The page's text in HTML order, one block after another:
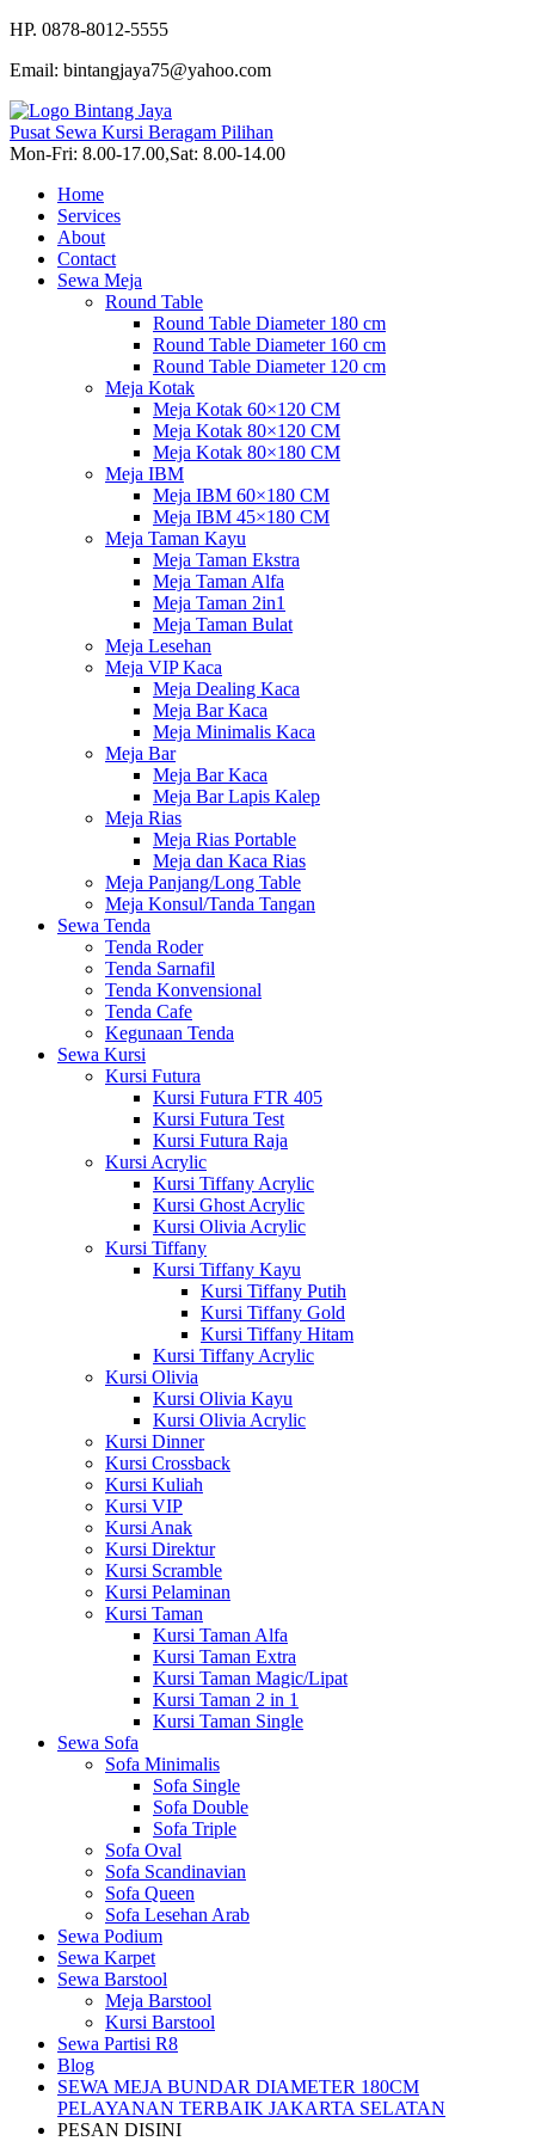
HP. 0878-8012-5555
Email: bintangjaya75@yahoo.com
Pusat Sewa Kursi Beragam Pilihan
Mon-Fri: 8.00-17.00,Sat: 8.00-14.00
Home
Services
About
Contact
Sewa Meja
Round Table
Round Table Diameter 180 cm
Round Table Diameter 160 cm
Round Table Diameter 120 cm
Meja Kotak
Meja Kotak 60×120 CM
Meja Kotak 80×120 CM
Meja Kotak 80×180 CM
Meja IBM
Meja IBM 60×180 CM
Meja IBM 45×180 CM
Meja Taman Kayu
Meja Taman Ekstra
Meja Taman Alfa
Meja Taman 2in1
Meja Taman Bulat
Meja Lesehan
Meja VIP Kaca
Meja Dealing Kaca
Meja Bar Kaca
Meja Minimalis Kaca
Meja Bar
Meja Bar Kaca
Meja Bar Lapis Kalep
Meja Rias
Meja Rias Portable
Meja dan Kaca Rias
Meja Panjang/Long Table
Meja Konsul/Tanda Tangan
Sewa Tenda
Tenda Roder
Tenda Sarnafil
Tenda Konvensional
Tenda Cafe
Kegunaan Tenda
Sewa Kursi
Kursi Futura
Kursi Futura FTR 405
Kursi Futura Test
Kursi Futura Raja
Kursi Acrylic
Kursi Tiffany Acrylic
Kursi Ghost Acrylic
Kursi Olivia Acrylic
Kursi Tiffany
Kursi Tiffany Kayu
Kursi Tiffany Putih
Kursi Tiffany Gold
Kursi Tiffany Hitam
Kursi Tiffany Acrylic
Kursi Olivia
Kursi Olivia Kayu
Kursi Olivia Acrylic
Kursi Dinner
Kursi Crossback
Kursi Kuliah
Kursi VIP
Kursi Anak
Kursi Direktur
Kursi Scramble
Kursi Pelaminan
Kursi Taman
Kursi Taman Alfa
Kursi Taman Extra
Kursi Taman Magic/Lipat
Kursi Taman 2 in 1
Kursi Taman Single
Sewa Sofa
Sofa Minimalis
Sofa Single
Sofa Double
Sofa Triple
Sofa Oval
Sofa Scandinavian
Sofa Queen
Sofa Lesehan Arab
Sewa Podium
Sewa Karpet
Sewa Barstool
Meja Barstool
Kursi Barstool
Sewa Partisi R8
Blog
SEWA MEJA BUNDAR DIAMETER 180CM
PELAYANAN TERBAIK JAKARTA SELATAN
PESAN DISINI